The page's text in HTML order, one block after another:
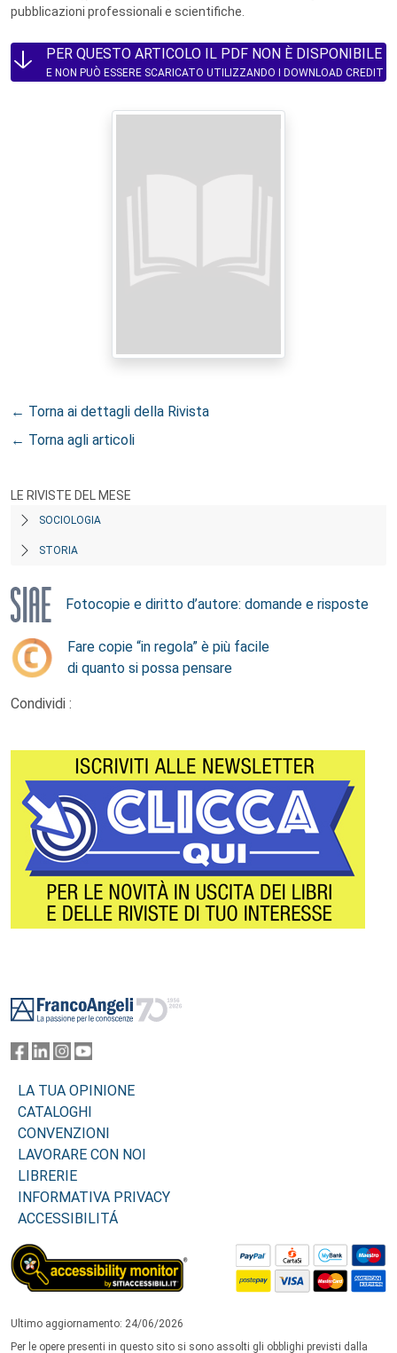
pubblicazioni professionali e scientifiche.
PER QUESTO ARTICOLO IL PDF NON È DISPONIBILE
E NON PUÒ ESSERE SCARICATO UTILIZZANDO I DOWNLOAD CREDIT
← Torna ai dettagli della Rivista
← Torna agli articoli
LE RIVISTE DEL MESE
SOCIOLOGIA
STORIA
Fotocopie e diritto d’autore: domande e risposte
Fare copie “in regola” è più facile
di quanto si possa pensare
Condividi :
LA TUA OPINIONE
CATALOGHI
CONVENZIONI
LAVORARE CON NOI
LIBRERIE
INFORMATIVA PRIVACY
ACCESSIBILITÁ
Ultimo aggiornamento: 24/06/2026
Per le opere presenti in questo sito si sono assolti gli obblighi previsti dalla